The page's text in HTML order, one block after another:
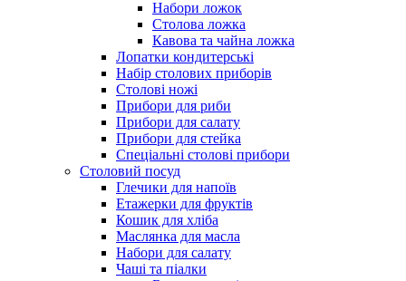
Набори ложок
Столова ложка
Кавова та чайна ложка
Лопатки кондитерські
Набір столових приборів
Столові ножі
Прибори для риби
Прибори для салату
Прибори для стейка
Спеціальні столові прибори
Столовий посуд
Глечики для напоїв
Етажерки для фруктів
Кошик для хліба
Маслянка для масла
Набори для салату
Чаші та піалки